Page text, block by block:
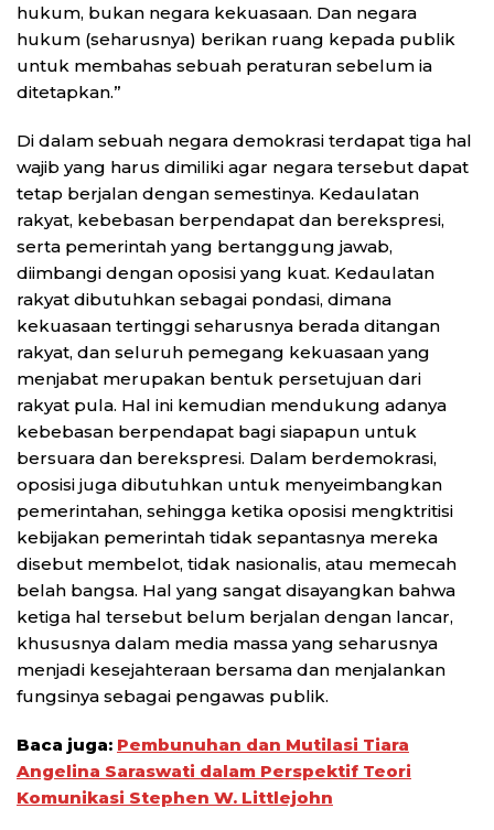
hukum, bukan negara kekuasaan. Dan negara
hukum (seharusnya) berikan ruang kepada publik
untuk membahas sebuah peraturan sebelum ia
ditetapkan.”
Di dalam sebuah negara demokrasi terdapat tiga hal
wajib yang harus dimiliki agar negara tersebut dapat
tetap berjalan dengan semestinya. Kedaulatan
rakyat, kebebasan berpendapat dan berekspresi,
serta pemerintah yang bertanggung jawab,
diimbangi dengan oposisi yang kuat. Kedaulatan
rakyat dibutuhkan sebagai pondasi, dimana
kekuasaan tertinggi seharusnya berada ditangan
rakyat, dan seluruh pemegang kekuasaan yang
menjabat merupakan bentuk persetujuan dari
rakyat pula. Hal ini kemudian mendukung adanya
kebebasan berpendapat bagi siapapun untuk
bersuara dan berekspresi. Dalam berdemokrasi,
oposisi juga dibutuhkan untuk menyeimbangkan
pemerintahan, sehingga ketika oposisi mengktritisi
kebijakan pemerintah tidak sepantasnya mereka
disebut membelot, tidak nasionalis, atau memecah
belah bangsa. Hal yang sangat disayangkan bahwa
ketiga hal tersebut belum berjalan dengan lancar,
khususnya dalam media massa yang seharusnya
menjadi kesejahteraan bersama dan menjalankan
fungsinya sebagai pengawas publik.
Baca juga: Pembunuhan dan Mutilasi Tiara
Angelina Saraswati dalam Perspektif Teori
Komunikasi Stephen W. Littlejohn